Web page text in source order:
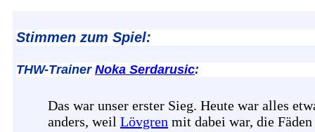
Stimmen zum Spiel:
THW-Trainer Noka Serdarusic:
Das war unser erster Sieg. Heute war alles
anders, weil Lövgren mit dabei war, die Fäden